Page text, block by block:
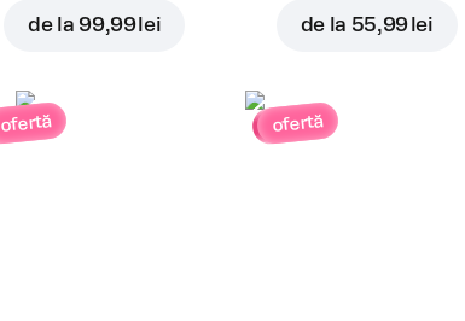
de la 99,99 lei de la 55,99 lei
ofertă ofertă